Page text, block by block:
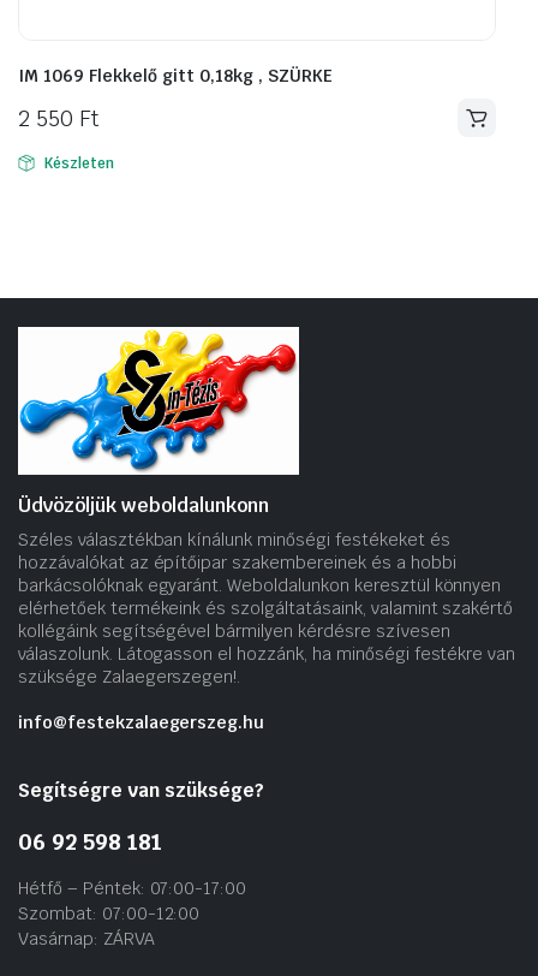
IM 1069 Flekkelő gitt 0,18kg , SZÜRKE
2 550 Ft
Készleten
Üdvözöljük weboldalunkonn
Széles választékban kínálunk minőségi festékeket és
hozzávalókat az építőipar szakembereinek és a hobbi
barkácsolóknak egyaránt. Weboldalunkon keresztül könnyen
elérhetőek termékeink és szolgáltatásaink, valamint szakértő
kollégáink segítségével bármilyen kérdésre szívesen
válaszolunk. Látogasson el hozzánk, ha minőségi festékre van
szüksége Zalaegerszegen!.
info@festekzalaegerszeg.hu
Segítségre van szüksége?
06 92 598 181
Hétfő – Péntek: 07:00-17:00
Szombat: 07:00-12:00
Vasárnap: ZÁRVA